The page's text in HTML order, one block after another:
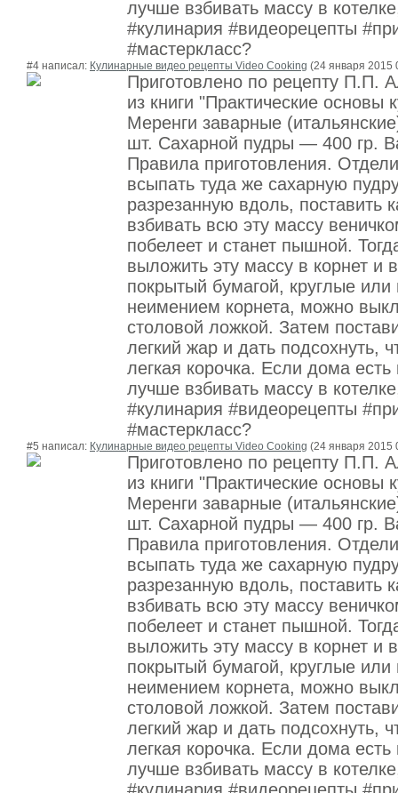
лучше взбивать массу в
#кулинария #видеорецепты
#мастеркласс?
#4 написал: Кулинарные видео рецепты Video Cooking (24 января 2015
Приготовлено по рецепту П.П.
из книги "Практические основы
Меренги заварные
шт. Сахарной пудры — 400 гр.
Правила приготовления.
всыпать туда же сахарную
разрезанную вдоль, поставить
взбивать всю эту массу
побелеет и станет пышной.
выложить эту массу в корнет и
покрытый бумагой, круглые
неимением корнета, можно
столовой ложкой. Затем
легкий жар и дать подсохнуть,
легкая корочка. Если дома есть
лучше взбивать массу в
#кулинария #видеорецепты
#мастеркласс?
#5 написал: Кулинарные видео рецепты Video Cooking (24 января 2015
Приготовлено по рецепту П.П.
из книги "Практические основы
Меренги заварные
шт. Сахарной пудры — 400 гр.
Правила приготовления.
всыпать туда же сахарную
разрезанную вдоль, поставить
взбивать всю эту массу
побелеет и станет пышной.
выложить эту массу в корнет и
покрытый бумагой, круглые
неимением корнета, можно
столовой ложкой. Затем
легкий жар и дать подсохнуть,
легкая корочка. Если дома есть
лучше взбивать массу в